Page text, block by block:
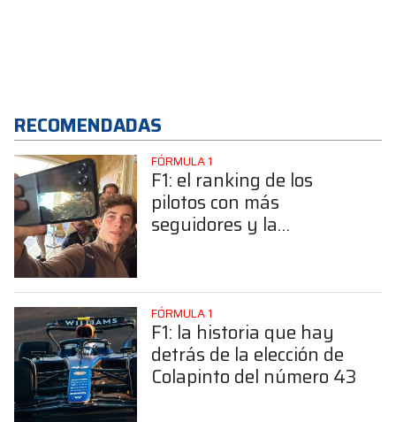
RECOMENDADAS
FÓRMULA 1
F1: el ranking de los
pilotos con más
seguidores y la
FÓRMULA 1
F1: la historia que hay
detrás de la elección de
Colapinto del número 43